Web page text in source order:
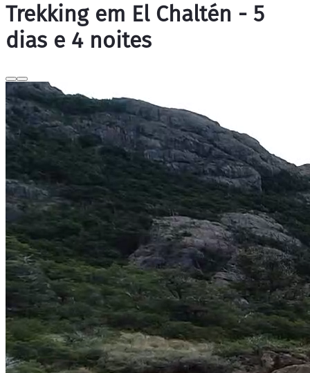
Trekking em El Chaltén - 5
dias e 4 noites